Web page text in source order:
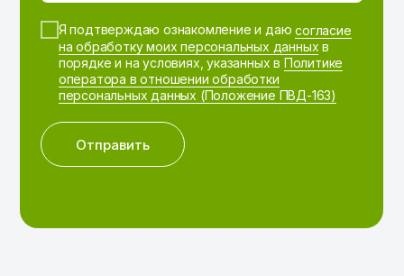
Я подтверждаю ознакомление и даюсогласие
на обработку моих персональных данных в
порядке и на условиях, указанных в Политике
оператора в отношении обработки
персональных данных (Положение ПВД-163)
Отправить